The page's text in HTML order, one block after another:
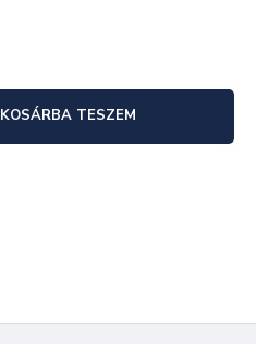
KOSÁRBA TESZEM